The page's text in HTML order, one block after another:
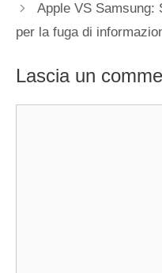
Apple VS Samsung:
per la fuga di
Lascia un